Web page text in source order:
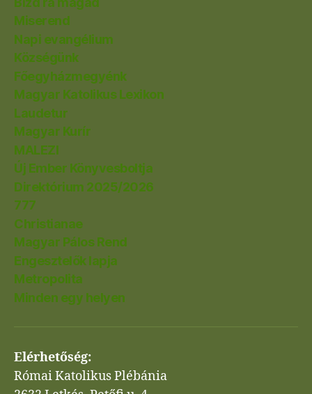
Miserend
Napi evangélium
Községünk
Főegyházmegyénk
Magyar Katolikus Lexikon
Laudetur
Magyar Kurír
MALEZI
Új Ember Könyvesboltja
Direktórium 2025/2026
777
Christianae
Magyar Pálos Rend
Engesztelők lapja
Metropolita
Minden egy helyen
Elérhetőség:
Római Katolikus Plébánia